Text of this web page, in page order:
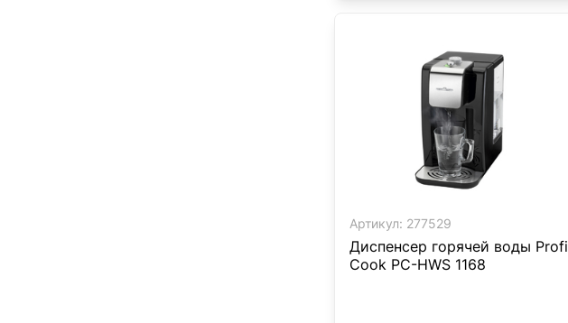
Артикул: 277529
Диспенсер горячей воды Profi
Cook PC-HWS 1168